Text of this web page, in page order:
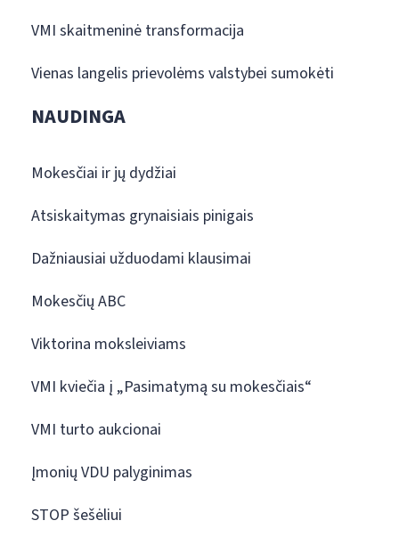
VMI skaitmeninė transformacija
Vienas langelis prievolėms valstybei sumokėti
NAUDINGA
Mokesčiai ir jų dydžiai
Atsiskaitymas grynaisiais pinigais
Dažniausiai užduodami klausimai
Mokesčių ABC
Viktorina moksleiviams
VMI kviečia į „Pasimatymą su mokesčiais“
VMI turto aukcionai
Įmonių VDU palyginimas
STOP šešėliui